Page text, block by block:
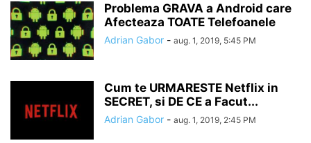
Problema GRAVA a Android care
Afecteaza TOATE Telefoanele
Adrian Gabor - aug. 1, 2019, 5:45 PM
Cum te URMARESTE Netflix in
SECRET, si DE CE a Facut...
Adrian Gabor - aug. 1, 2019, 2:45 PM